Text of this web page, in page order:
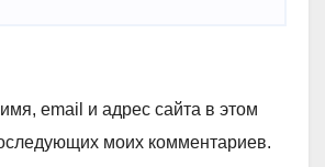
email и адрес сайта в этом
моих комментариев.